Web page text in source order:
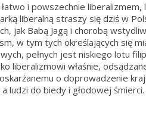
i powszechnie liberalizmem,
liberalną straszy się dziś w
jak Babą Jagą i chorobą
w tym tych określających się
pełnych jest niskiego lotu
liberalizmowi właśnie,
o doprowadzenie
a ludzi do biedy i głodowej śmierci.